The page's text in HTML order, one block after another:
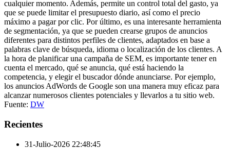
cualquier momento. Además, permite un control total del gasto, ya
que se puede limitar el presupuesto diario, así como el precio
máximo a pagar por clic. Por último, es una interesante herramienta
de segmentación, ya que se pueden crearse grupos de anuncios
diferentes para distintos perfiles de clientes, adaptados en base a
palabras clave de búsqueda, idioma o localización de los clientes. A
la hora de planificar una campaña de SEM, es importante tener en
cuenta el mercado, qué se anuncia, qué está haciendo la
competencia, y elegir el buscador dónde anunciarse. Por ejemplo,
los anuncios AdWords de Google son una manera muy eficaz para
alcanzar numerosos clientes potenciales y llevarlos a tu sitio web.
Fuente: DW
Recientes
31-Julio-2026 22:48:45